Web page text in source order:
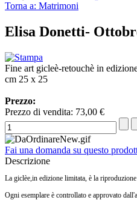
Torna a: Matrimoni
Elisa Donetti-
Fine art gicleè-retouchè in
cm 25 x 25
Prezzo:
Prezzo di vendita: 73,00 €
Fai una domanda su questo
Descrizione
La giclèe,in edizione limitata, è la
Ogni esemplare è controllato e approvato